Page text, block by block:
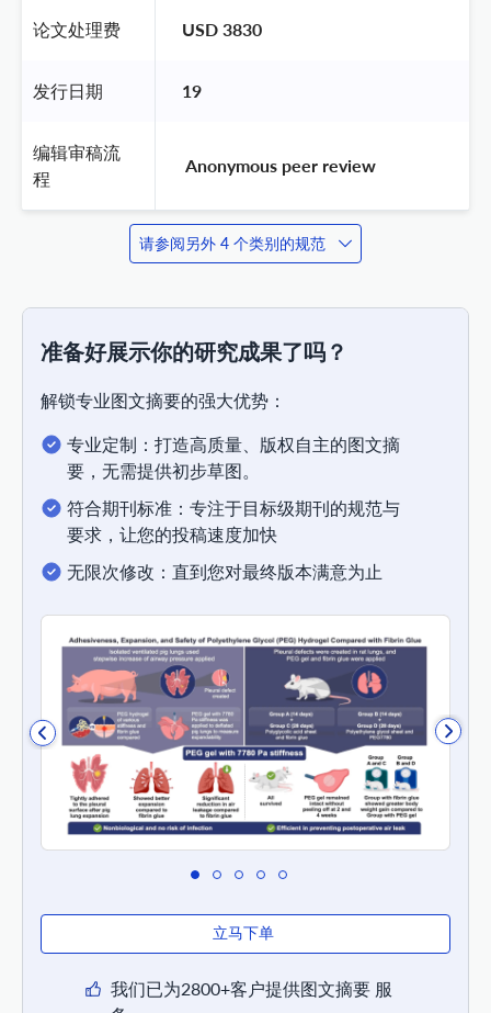
论文处理费 USD 3830
发行日期 19
编辑审稿流
程
Anonymous peer review
请参阅另外 4 个类别的规范
准备好展示你的研究成果了吗？
解锁专业图文摘要的强大优势：
专业定制：打造高质量、版权自主的图文摘
要，无需提供初步草图。
符合期刊标准：专注于目标级期刊的规范与
要求，让您的投稿速度加快
无限次修改：直到您对最终版本满意为止
立马下单
我们已为2800+客户提供图文摘要 服